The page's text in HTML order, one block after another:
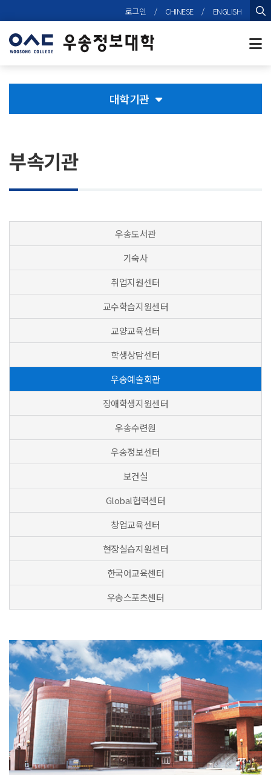
로그인 / CHINESE / ENGLISH
대학기관
부속기관
우송도서관
기숙사
취업지원센터
교수학습지원센터
교양교육센터
학생상담센터
우송예술회관
장애학생지원센터
우송수련원
우송정보센터
보건실
Global협력센터
창업교육센터
현장실습지원센터
한국어교육센터
우송스포츠센터